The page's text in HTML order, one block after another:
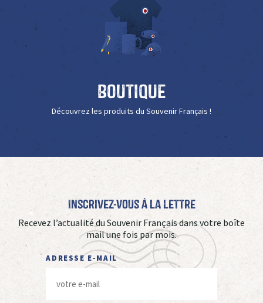
Boutique
Découvrez les produits du Souvenir Français !
Inscrivez-vous à La Lettre
Recevez l’actualité du Souvenir Français dans votre boîte
mail une fois par mois.
ADRESSE E-MAIL